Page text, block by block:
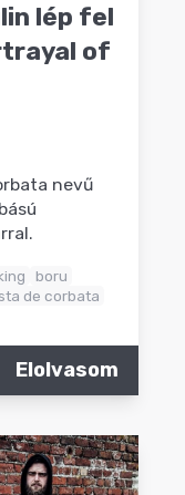
lép fel
of
nevű
boru
de corbata
Elolvasom